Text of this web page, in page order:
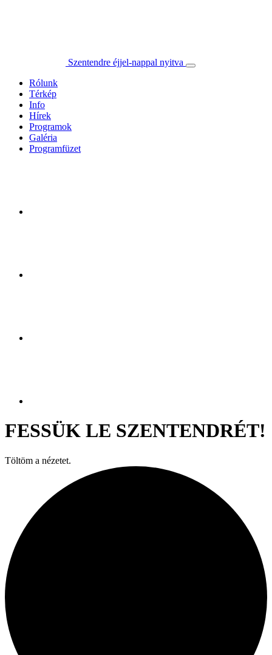
Szentendre éjjel-nappal nyitva
Rólunk
Térkép
Info
Hírek
Programok
Galéria
Programfüzet
FESSÜK LE SZENTENDRÉT!
Töltöm a nézetet.